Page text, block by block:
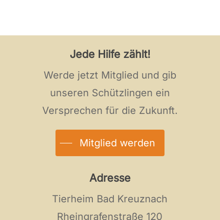
Jede Hilfe zählt!
Werde jetzt Mitglied und gib
unseren Schützlingen ein
Versprechen für die Zukunft.
Mitglied werden
Adresse
Tierheim Bad Kreuznach
Rheingrafenstraße 120